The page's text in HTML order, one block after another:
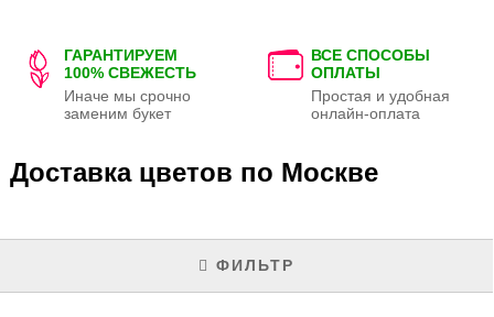
ГАРАНТИРУЕМ
100% СВЕЖЕСТЬ
Иначе мы срочно
заменим букет
ВСЕ СПОСОБЫ
ОПЛАТЫ
Простая и удобная
онлайн-оплата
Доставка цветов по Москве
ФИЛЬТР